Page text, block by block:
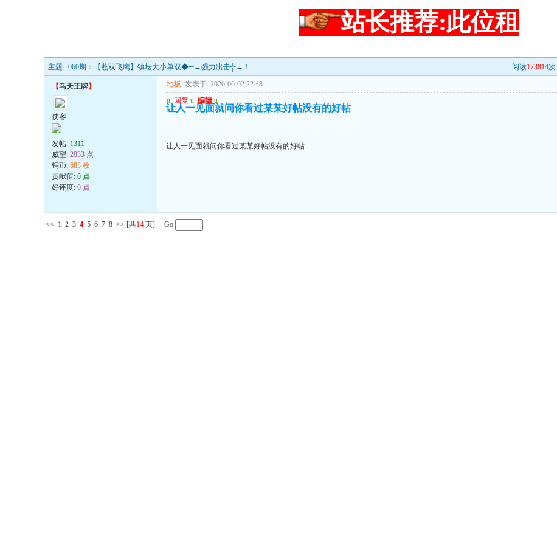
站长推荐:此位租
主题 : 060期：【燕双飞鹰】镇坛大小单双◆═→强力出击╬→！ 阅读173814次 |
【马天王牌】
侠客
发帖: 1311
威望: 2833 点
铜币: 683 枚
贡献值: 0 点
好评度: 0 点
地板 发表于: 2026-06-02 22:48 ---
u 回复 u 编辑 u
让人一见面就问你看过某某好帖没有的好帖
让人一见面就问你看过某某好帖没有的好帖
<< 1 2 3 4 5 6 7 8 >> [共14 页] Go